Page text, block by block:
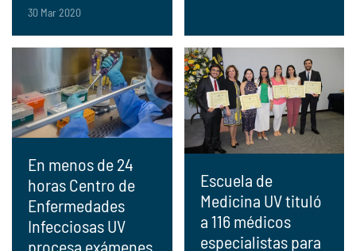
30 Mar 2020
En menos de 24
horas Centro de
Enfermedades
Infecciosas UV
procesa exámenes
Escuela de
Medicina UV tituló
a 116 médicos
especialistas para